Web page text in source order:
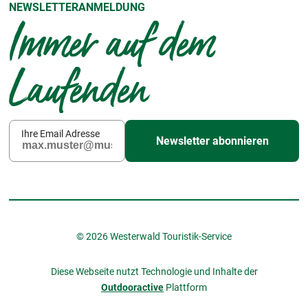
NEWSLETTERANMELDUNG
Immer auf dem
Laufenden
Ihre Email Adresse
Newsletter abonnieren
© 2026 Westerwald Touristik-Service
Diese Webseite nutzt Technologie und Inhalte der
Outdooractive Plattform